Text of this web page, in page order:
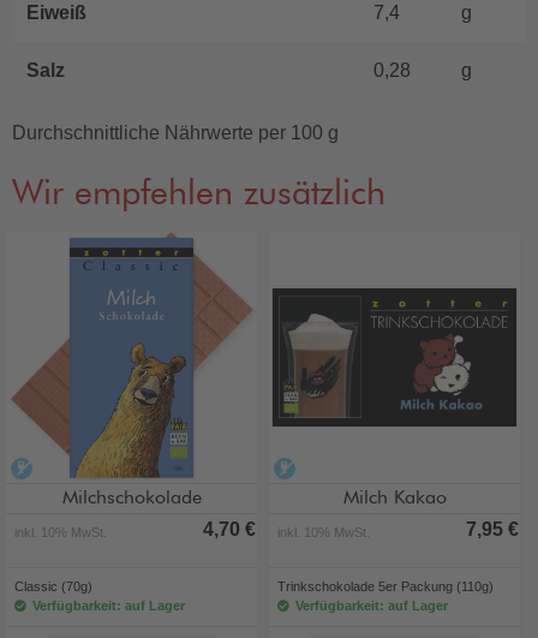
Eiweiß 7,4 g
Salz 0,28 g
Durchschnittliche Nährwerte per 100 g
Wir empfehlen zusätzlich
alkoholfrei
Milchschokolade
inkl. 10% MwSt. 4,70 €
Classic (70g)
Verfügbarkeit: auf Lager
Milch Kakao
inkl. 10% MwSt. 7,95 €
Trinkschokolade 5er Packung (110g)
Verfügbarkeit: auf Lager